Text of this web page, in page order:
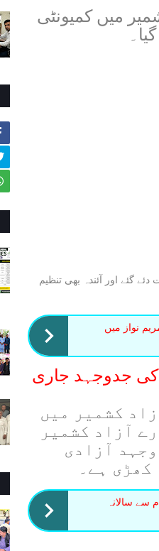
میں کمیونٹی
گئے اور آئندہ بھی تنظیم
23 مئی محترمہ مریم نواز میں
کی جدوجہد جاری
کشمیر میں
آزاد کشمیر
آزادی
ہے۔
سے سالانہ